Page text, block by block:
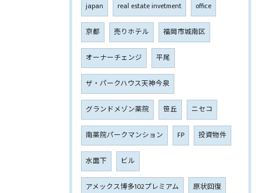
japan real estate invetment office
京都 売りホテル 福岡市城南区
オーナーチェンジ 平尾
ザ・パークハウス天神今泉
グランドメゾン薬院 笹丘 ニセコ
南薬院パークマンション FP 投資物件
水面下 ビル
アメックス博多102プレミアム 原状回復